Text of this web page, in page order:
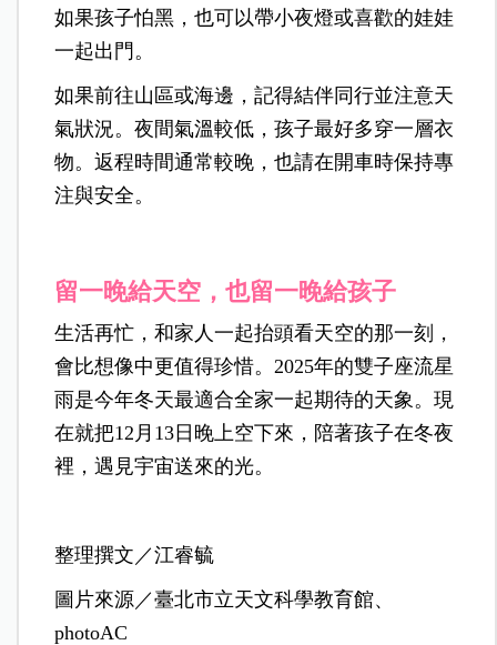
如果孩子怕黑，也可以帶小夜燈或喜歡的娃娃
一起出門。
如果前往山區或海邊，記得結伴同行並注意天
氣狀況。夜間氣溫較低，孩子最好多穿一層衣
物。返程時間通常較晚，也請在開車時保持專
注與安全。
留一晚給天空，也留一晚給孩子
生活再忙，和家人一起抬頭看天空的那一刻，
會比想像中更值得珍惜。2025年的雙子座流星
雨是今年冬天最適合全家一起期待的天象。現
在就把12月13日晚上空下來，陪著孩子在冬夜
裡，遇見宇宙送來的光。
整理撰文／江睿毓
圖片來源／臺北市立天文科學教育館、
photoAC